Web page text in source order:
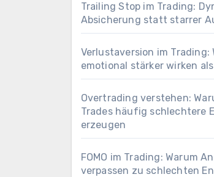
Trailing Stop im Trading:
Absicherung statt starrer
Verlustaversion im Trading:
emotional stärker wirken
Overtrading verstehen:
Trades häufig schlechtere
erzeugen
FOMO im Trading: Warum
verpassen zu schlechten